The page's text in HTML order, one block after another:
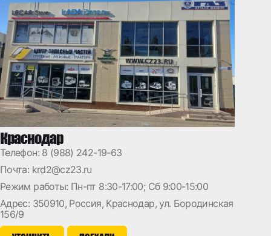
Краснодар
Телефон: 8 (988) 242-19-63
Почта: krd2@cz23.ru
Режим работы: Пн-пт 8:30-17:00; Сб 9:00-15:00
Адрес: 350910, Россия, Краснодар, ул. Бородинская
156/9